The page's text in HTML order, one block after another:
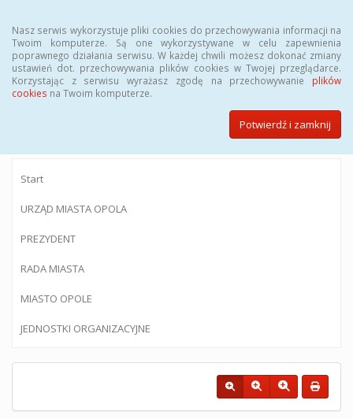
Nasz serwis wykorzystuje pliki cookies do przechowywania informacji na
Twoim komputerze. Są one wykorzystywane w celu zapewnienia
poprawnego działania serwisu. W każdej chwili możesz dokonać zmiany
ustawień dot. przechowywania plików cookies w Twojej przeglądarce.
Korzystając z serwisu wyrażasz zgodę na przechowywanie plików
cookies na Twoim komputerze.
Potwierdź i zamknij
BIULETYN INFORMACJI PUBLICZNEJ
Urzędu Miasta Opola
Start
URZĄD MIASTA OPOLA
PREZYDENT
RADA MIASTA
MIASTO OPOLE
JEDNOSTKI ORGANIZACYJNE